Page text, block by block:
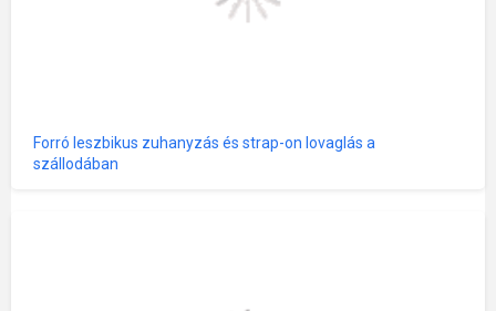
Forró leszbikus zuhanyzás és strap-on lovaglás a
szállodában